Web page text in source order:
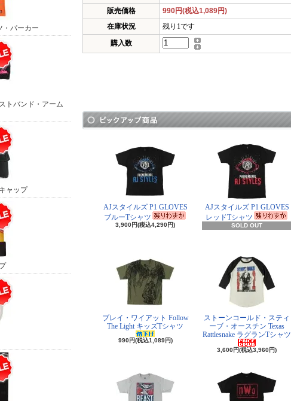
・パーカー
トバンド・アーム
ャップ
販売価格
990円(税込1,089円)
在庫状況
残り1です
購入数
AJスタイルズ P1 GLOVES
ブルーTシャツ
3,900円(税込4,290円)
AJスタイルズ P1 GLOVES
レッドTシャツ
SOLD OUT
ブレイ・ワイアット Follow
The Light キッズTシャツ
990円(税込1,089円)
ストーンコールド・スティ
ーブ・オースチン Texas
Rattlesnake ラグランTシャツ
3,600円(税込3,960円)